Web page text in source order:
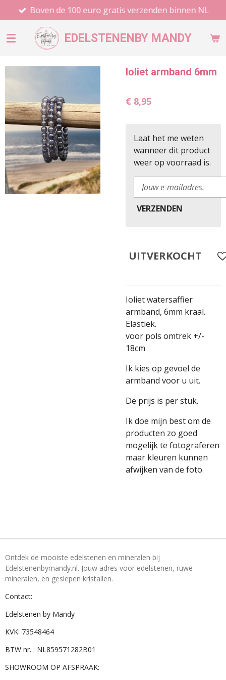
direct
naar
EDELSTENENBY MANDY
Boven de 100 euro gratis verzenden binnen NL
Ioliet armband 6mm
€ 8,95
Laat het me weten
wanneer dit product
weer op voorraad is.
VERZENDEN
UITVERKOCHT
Ioliet watersaffier
armband, 6mm kraal.
Elastiek.
voor pols omtrek +/-
18cm
Ik kies op gevoel de
armband voor u uit.
De prijs is per stuk.
Ik doe mijn best om de
producten zo goed
mogelijk te fotograferen
maar kleuren kunnen
afwijken van de foto.
Ontdek de mooiste edelstenen en mineralen bij
Edelstenenbymandy.nl. Jouw adres voor edelstenen, ruwe
mineralen, en geslepen kristallen.
Contact:
Edelstenen by Mandy
KVK: 73548464
BTW nr. : NL859571282B01
SHOWROOM OP AFSPRAAK: